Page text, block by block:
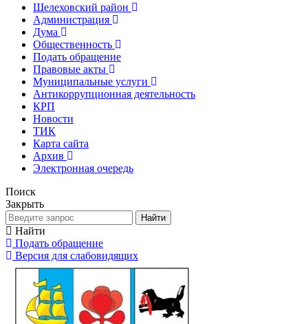
Шелеховский район
Администрация
Дума
Общественность
Подать обращение
Правовые акты
Муниципальные услуги
Антикоррупционная деятельность
КРП
Новости
ТИК
Карта сайта
Архив
Электронная очередь
Поиск
Закрыть
Найти
Найти
Подать обращение
Версия для слабовидящих